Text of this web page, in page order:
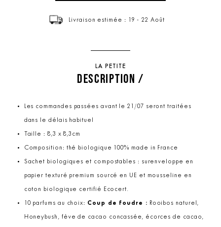
Livraison estimée : 19 - 22 Août
LA PETITE
DESCRIPTION /
Les commandes passées avant le 21/07 seront traitées
dans le délais habituel
Taille : 8,3 x 8,3cm
Composition: thé biologique 100% made in France
Sachet biologiques et compostables : surenveloppe en
papier texturé premium sourcé en UE et mousseline en
coton biologique certifié Ecocert.
10 parfums au choix: Coup de foudre : Rooibos naturel,
Honeybush, fève de cacao concassée, écorces de cacao,